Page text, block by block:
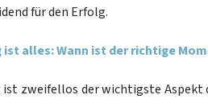
für den Erfolg.
ist alles: Wann ist der richtige
ist zweifellos der wichtigste Aspekt